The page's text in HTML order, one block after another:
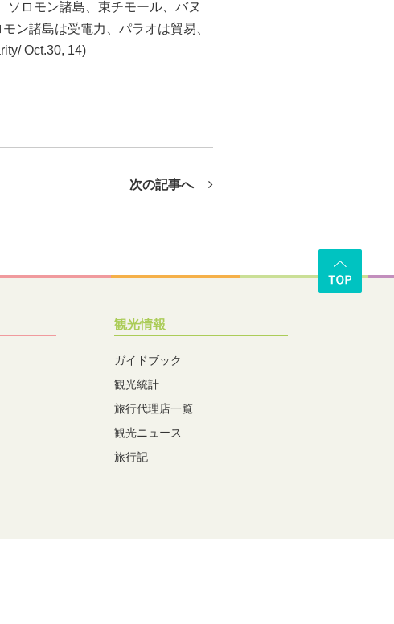
ロモン諸島、東チモール、バヌ
ン諸島は受電力、パラオは貿易、
Oct.30, 14)
次の記事へ
観光情報
ガイドブック
観光統計
旅行代理店一覧
観光ニュース
旅行記